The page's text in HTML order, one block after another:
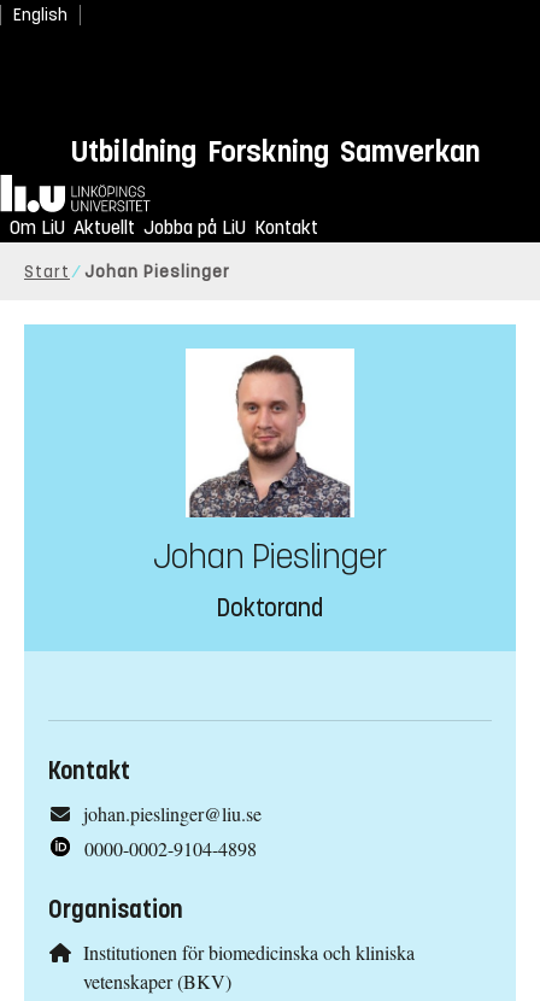
English
Utbildning Forskning Samverkan
Hem
Om LiU Aktuellt Jobba på LiU Kontakt
Start Johan Pieslinger
Johan Pieslinger
Doktorand
Kontakt
johan.pieslinger@liu.se
0000-0002-9104-4898
Organisation
Institutionen för biomedicinska och kliniska
vetenskaper (BKV)